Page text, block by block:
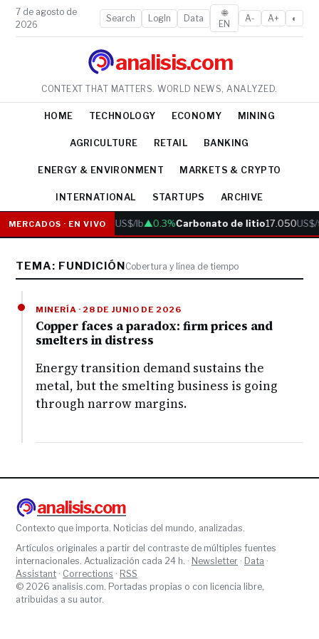
7 de agosto de
2026
Search LogIn Data
🌐
EN
A- A+ ◐
analisis.com
CONTEXT THAT MATTERS. WORLD NEWS, ANALYZED.
HOME TECHNOLOGY ECONOMY MINING
AGRICULTURE RETAIL BANKING
ENERGY & ENVIRONMENT MARKETS & CRYPTO
INTERNATIONAL STARTUPS ARCHIVE
MERCADOS · EN VIVO
Cobre6.05 US$/lb▲0.3%Carbonato de litio17.050
TEMA: FUNDICIÓNCobertura y línea de tiempo
MINERÍA · 28 DE JUNIO DE 2026
Copper faces a paradox: firm prices and
smelters in distress
Energy transition demand sustains the
metal, but the smelting business is going
through narrow margins.
analisis.com
Contexto que importa. Noticias del mundo, analizadas.
Artículos originales a partir del contraste de múltiples fuentes
internacionales. Actualización cada 24 h. · Newsletter · Data ·
Assistant · Corrections · RSS
© 2026 analisis.com. Portadas propias o con licencia libre,
atribuidas a su autor.